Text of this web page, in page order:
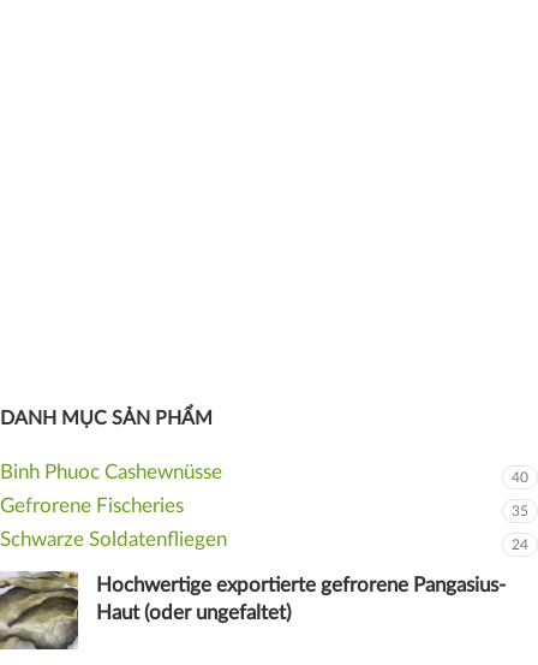
DANH MỤC SẢN PHẨM
Binh Phuoc Cashewnüsse 40
Gefrorene Fischeries 35
Schwarze Soldatenfliegen 24
Hochwertige exportierte gefrorene Pangasius-
Haut (oder ungefaltet)